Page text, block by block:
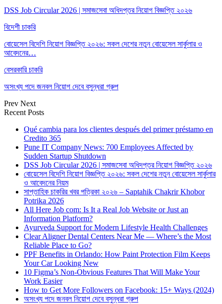
DSS Job Circular 2026 | সমাজসেবা অধিদপ্তর নিয়োগ বিজ্ঞপ্তি ২০২৬
বিদেশী চাকরি
বোয়েসেল বিদেশি নিয়োগ বিজ্ঞপ্তি ২০২৬: সকল দেশের নতুন বোয়েসেল সার্কুলার ও
আবেদনের…
বেসরকারি চাকরি
অসংখ্য পদে জনবল নিয়োগ দেবে বসুন্ধরা গ্রুপ
Prev Next
Recent Posts
Qué cambia para los clientes después del primer préstamo en
Credito 365
Pune IT Company News: 700 Employees Affected by
Sudden Startup Shutdown
DSS Job Circular 2026 | সমাজসেবা অধিদপ্তর নিয়োগ বিজ্ঞপ্তি ২০২৬
বোয়েসেল বিদেশি নিয়োগ বিজ্ঞপ্তি ২০২৬: সকল দেশের নতুন বোয়েসেল সার্কুলার
ও আবেদনের নিয়ম
সাপ্তাহিক চাকরির খবর পত্রিকা ২০২৬ – Saptahik Chakrir Khobor
Potrika 2026
All Here Job com: Is It a Real Job Website or Just an
Information Platform?
Ayurveda Support for Modern Lifestyle Health Challenges
Clear Aligner Dental Centers Near Me — Where’s the Most
Reliable Place to Go?
PPF Benefits in Orlando: How Paint Protection Film Keeps
Your Car Looking New
10 Figma’s Non-Obvious Features That Will Make Your
Work Easier
How to Get More Followers on Facebook: 15+ Ways (2024)
অসংখ্য পদে জনবল নিয়োগ দেবে বসুন্ধরা গ্রুপ